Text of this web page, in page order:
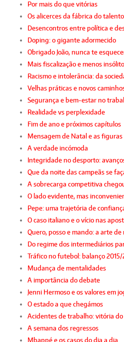
Por mais do que vitórias
Os alicerces da fábrica do talento
Desencontros entre política e
Doping: o gigante adormecido
Obrigado João, nunca te
Mais fiscalização e menos
Racismo e intolerância: da
Velhas práticas e novos
Segurança e bem-estar no
Realidade vs perplexidade
Fim de ano e próximos capítulos
Mensagem de Natal e as
A verdade incómoda
Integridade no desporto:
Que da noite das campeãs se
A sobrecarga competitiva
O lado evidente, mas
Pepe: uma trajetória de
O caso italiano e o vício nas
Quero, posso e mando: a arte
Do regime dos intermediários
Tráfico no futebol: balanço 2015/
Mudança de mentalidades
A importância do debate
Jenni Hermoso e os valores em
O estado a que chegámos
Acidentes de trabalho: vitória
A semana dos regressos
Mbappé e os casos do dia a dia